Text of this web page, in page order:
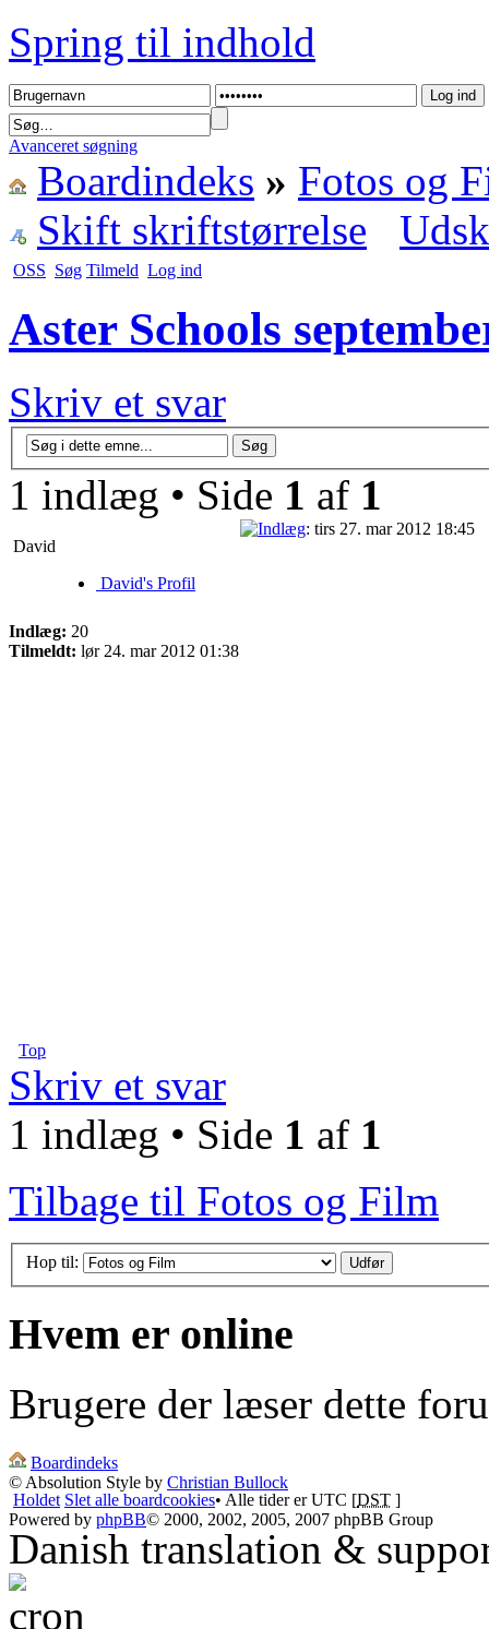
Spring til indhold
Avanceret søgning
Boardindeks » Fotos og
Skift skriftstørrelse
OSS Søg Tilmeld Log ind
Aster Schools
Skriv et svar
1 indlæg • Side 1 af 1
David
David's Profil
Indlæg: 20
Tilmeldt: lør 24. mar 2012 01:38
: tirs 27. mar 2012 18:45
Top
Skriv et svar
1 indlæg • Side 1 af 1
Tilbage til Fotos og Film
Hop til:
Hvem er online
Brugere der læser dette
Boardindeks
© Absolution Style by Christian Bullock
Holdet Slet alle boardcookies• Alle tider er UTC [DST ]
Powered by phpBB© 2000, 2002, 2005, 2007 phpBB Group
Danish translation &